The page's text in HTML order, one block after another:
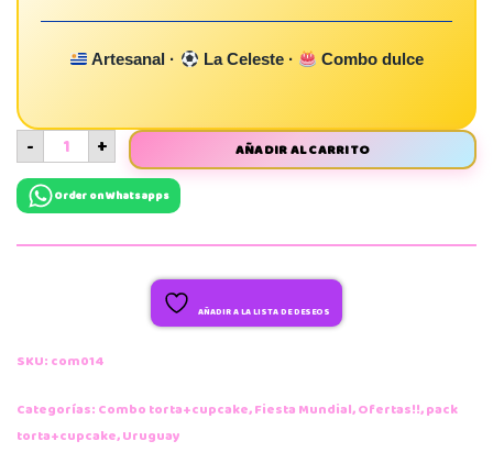
Artesanal · La Celeste · Combo dulce
- + AÑADIR AL CARRITO
Order on Whatsapps
AÑADIR A LA LISTA DE DESEOS
SKU: com014
Categorías: Combo torta+cupcake,Fiesta Mundial,Ofertas!!,pack
torta+cupcake,Uruguay